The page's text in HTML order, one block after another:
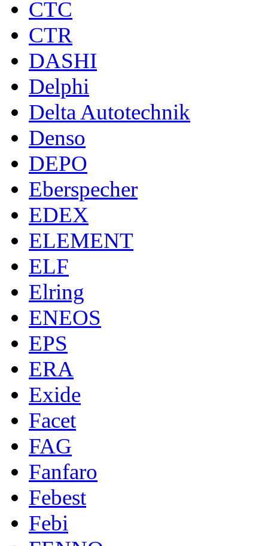
CTC
CTR
DASHI
Delphi
Delta Autotechnik
Denso
DEPO
Eberspecher
EDEX
ELEMENT
ELF
Elring
ENEOS
EPS
ERA
Exide
Facet
FAG
Fanfaro
Febest
Febi